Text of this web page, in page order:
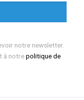
notre newsletter.
à notrepolitique de